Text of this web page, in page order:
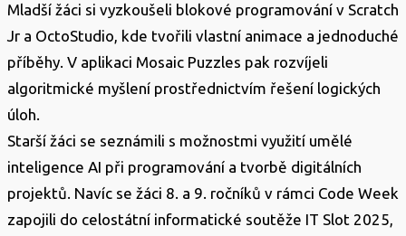
Mladší žáci si vyzkoušeli blokové programování v Scratch
Jr a OctoStudio, kde tvořili vlastní animace a jednoduché
příběhy. V aplikaci Mosaic Puzzles pak rozvíjeli
algoritmické myšlení prostřednictvím řešení logických
úloh.
Starší žáci se seznámili s možnostmi využití umělé
inteligence AI při programování a tvorbě digitálních
projektů. Navíc se žáci 8. a 9. ročníků v rámci Code Week
zapojili do celostátní informatické soutěže IT Slot 2025,